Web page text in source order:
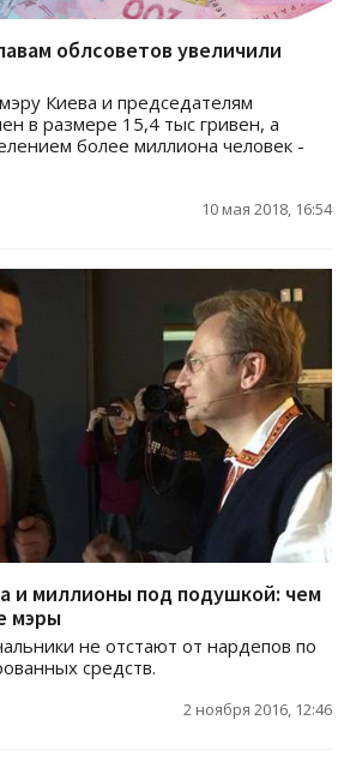
облсоветов увеличили
Киева и председателям
в размере 15,4 тыс гривен, а
более миллиона человек -
10 мая 2018, 16:54
и миллионы под подушкой: чем
мэры
не отстают от нардепов по
средств.
2 ноября 2016, 12:46